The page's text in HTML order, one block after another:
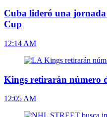
Cuba lideró una
Cup
12:14 AM
Kings retirarán número
12:05 AM